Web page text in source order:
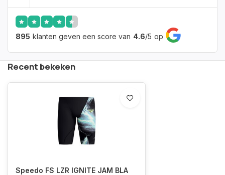
895 klanten geven een score van 4.6/5 op
Recent bekeken
Speedo FS LZR IGNITE JAM BLA